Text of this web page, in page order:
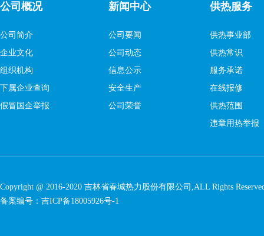
公司概况
公司简介
企业文化
组织机构
下属企业查询
假冒国企举报
新闻中心
公司要闻
公司动态
信息公示
安全生产
公司荣誉
供热服务
供热事业部
供热常识
服务承诺
在线报修
供热范围
违章用热举报
Copyright @ 2016-2020 吉林省春城热力股份有限公司 ,ALL Rights
备案编号： 吉ICP备18005926号-1